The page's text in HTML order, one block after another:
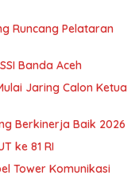
Runcang Pelataran
Banda Aceh
Jaring Calon Ketua
Berkinerja Baik 2026
ke 81 RI
Tower Komunikasi